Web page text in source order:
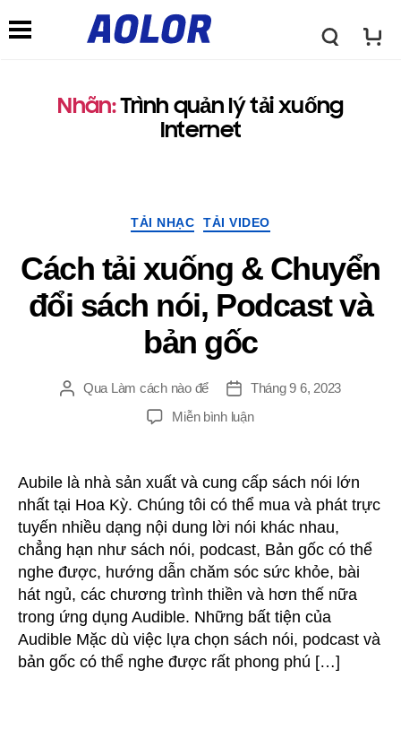
L
g
A
o
r
Nhãn:Trình quản lý tải xuống
Internet
Thể
TẢI NHẠC TẢI VIDEO
Cách tải xuống & Chuyển
đổi sách nói, Podcast và
bản gốc
ĐăngQua Làm cách nào để
Ngay
gưỉ
Tháng 9 6, 2023
Miễn bình luậnTRÊN
xuống
&
Chuyển
đổi
sách
nói,
Podcast
và
bản
Aubile là nhà sản xuất và cung cấp sách nói lớn
nhất tại Hoa Kỳ. Chúng tôi có thể mua và phát trực
tuyến nhiều dạng nội dung lời nói khác nhau,
chẳng hạn như sách nói, podcast, Bản gốc có thể
nghe được, hướng dẫn chăm sóc sức khỏe, bài
hát ngủ, các chương trình thiền và hơn thế nữa
trong ứng dụng Audible. Những bất tiện của
Audible Mặc dù việc lựa chọn sách nói, podcast và
bản gốc có thể nghe được rất phong phú […]